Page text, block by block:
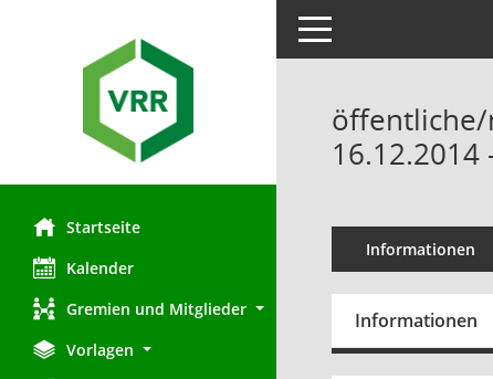
Startseite
Kalender
Gremien und Mitglieder
Vorlagen
Toggle navigation
öffentliche/
16.12.2014
Informationen
Informationen